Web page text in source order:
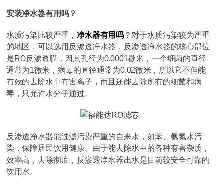
安装净水器有用吗？
水质污染比较严重，净水器有用吗 ？对于水质污染较为严重
的地区，可以选用反渗透净水器，反渗透净水器的核心部位
是RO反渗透膜，因其孔径为0.0001微米，一个细菌的直径
通常为1微米，病毒的直径通常为0.02微米，所以它不但能
有效的去除水中有害离子，而且还能去除所有的细菌和病
毒，只允许水分子通过。
反渗透净水器能过滤污染严重的自来水，如苯、氨氮水污
染，保障居民饮用健康。由于能去除水中的各种有害杂质，
效率高，去除彻底，反渗透净水器出水是目前较安全可靠的
饮用水。